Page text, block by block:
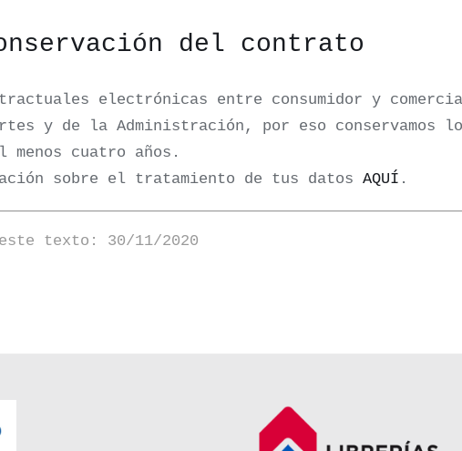
del contrato
electrónicas entre consumidor y
y de la Administración, por eso conservamos
cuatro años.
sobre el tratamiento de tus datos AQUÍ .
texto: 30/11/2020